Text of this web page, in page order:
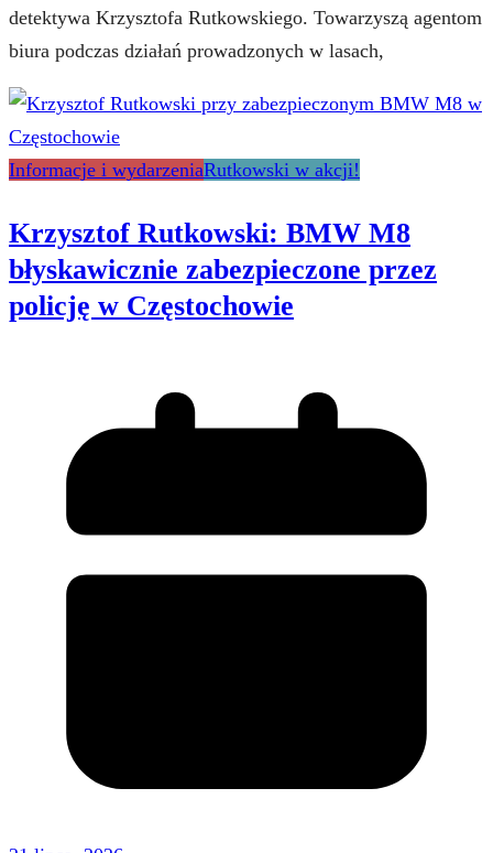
detektywa Krzysztofa Rutkowskiego. Towarzyszą agentom
biura podczas działań prowadzonych w lasach,
Informacje i wydarzeniaRutkowski w akcji!
Krzysztof Rutkowski: BMW M8
błyskawicznie zabezpieczone przez
policję w Częstochowie